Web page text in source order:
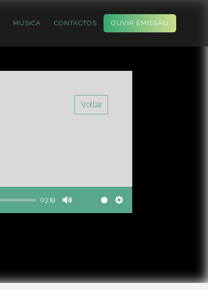
MÚSICA CONTACTOS OUVIR EMISSÃO
Voltar
03:19
Mute Settings